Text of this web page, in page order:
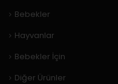
Bebekler
Hayvanlar
Bebekler İçin
Diğer Ürünler